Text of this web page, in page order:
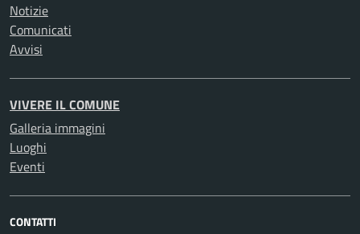
Notizie
Comunicati
Avvisi
VIVERE IL COMUNE
Galleria immagini
Luoghi
Eventi
CONTATTI